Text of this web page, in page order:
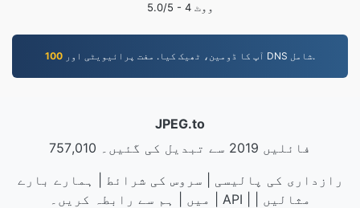
5.0/5 - 4 ووٹ
100 آپ کا ڈومین، ٹھیک کیا. مفت پرائیویٹی اور DNS شامل.
JPEG.to
757,010 فائلیں 2019 سے تبدیل کی گئیں۔
رازداری کی پالیسی
سروس کی شرائط
ہمارے بارے
میں
ہم سے رابطہ کریں۔ API مثالیں